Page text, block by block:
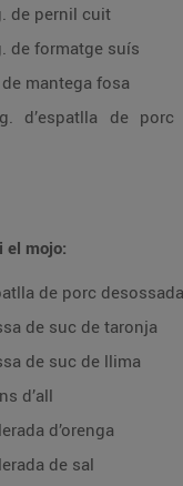
de pernil cuit
de formatge suís
mantega fosa
d’espatlla de porc
el mojo:
de porc
de suc de taronja
de suc de llima
d’all
d’orenga
de sal